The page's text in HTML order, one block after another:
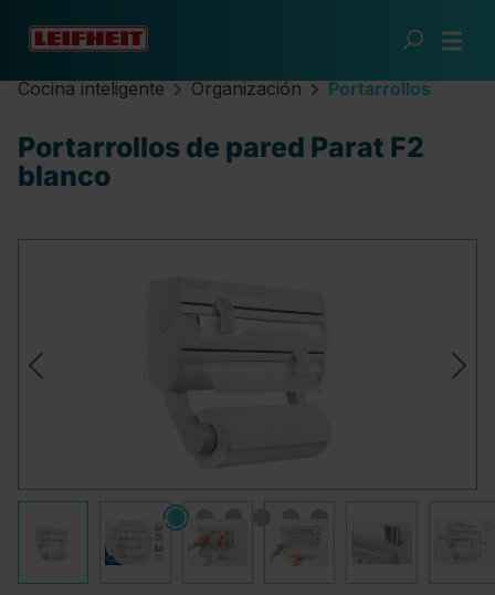
Saltar al contenido principal
Cocina inteligente Organización Portarrollos
Portarrollos de pared Parat F2
blanco